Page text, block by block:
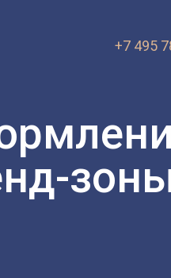
VK.ru OK.ru
+7 495